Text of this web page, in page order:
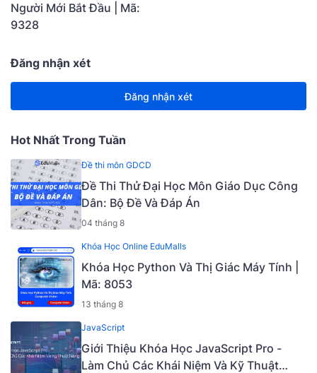
Người Mới Bắt Đầu | Mã:
9328
Đăng nhận xét
Đăng nhận xét
Hot Nhất Trong Tuần
Đề thi môn GDCD
Đề Thi Thử Đại Học Môn Giáo Dục Công
Dân: Bộ Đề Và Đáp Án
04 tháng 8
Khóa Học Online EduMalls
Khóa Học Python Và Thị Giác Máy Tính |
Mã: 8053
13 tháng 8
JavaScript
Giới Thiệu Khóa Học JavaScript Pro -
Làm Chủ Các Khái Niệm Và Kỹ Thuật